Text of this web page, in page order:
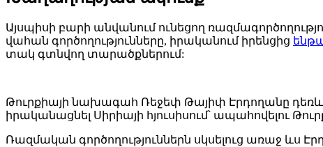
Այսպիսի բարի անվանում ունեցող
վահան գործողությունները, իրականում իրենցից
տակ գտնվող տարածքներում:
Թուրքիայի նախագահ Ռեջեփ Թայիփ Էրդողանը
իրականացնել Սիրիայի հյուսիսում՝ ապահովելու
Ռազմական գործողություններն սկսելուց առաջ ևս